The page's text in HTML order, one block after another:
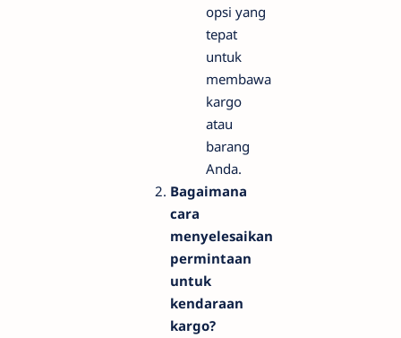
opsi yang
tepat
untuk
membawa
kargo
atau
barang
Anda.
Bagaimana
cara
menyelesaikan
permintaan
untuk
kendaraan
kargo?